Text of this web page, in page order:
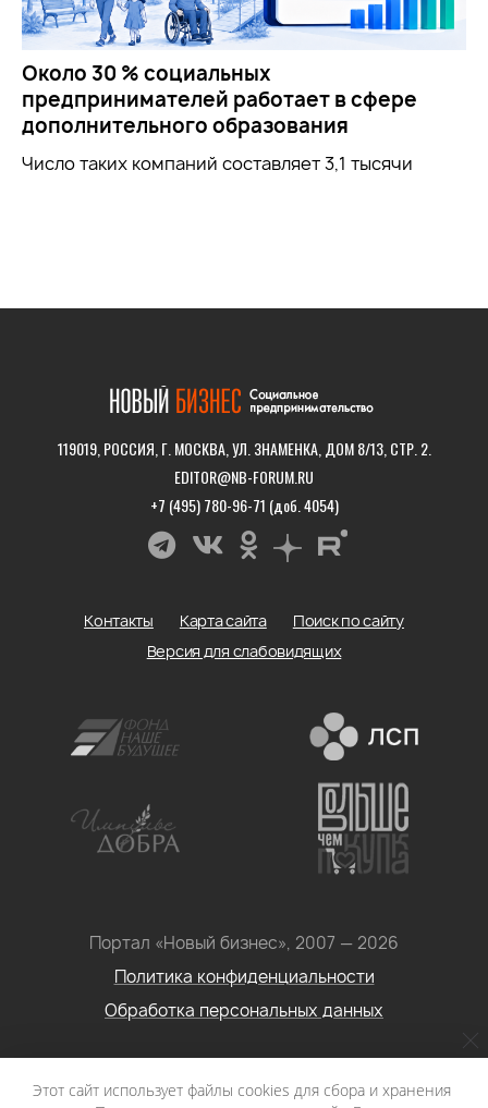
Около 30 % социальных
предпринимателей работает в сфере
дополнительного образования
Число таких компаний составляет 3,1 тысячи
119019, РОССИЯ, Г. МОСКВА, УЛ. ЗНАМЕНКА, ДОМ 8/13, СТР. 2.
EDITOR@NB-FORUM.RU
+7 (495) 780-96-71 (доб. 4054)
Портал «Новый бизнес», 2007 — 2026
Политика конфиденциальности
Обработка персональных данных
Контакты Карта сайта
Поиск по сайту
Версия для слабовидящих
Условия использования информации с сайта: Материалы
Этот сайт использует файлы cookies для сбора и хранения